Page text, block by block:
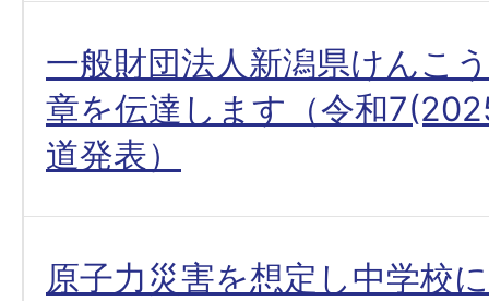
一般財団法人新潟県けんこ
章を伝達します（令和
道発表）
原子力災害を想定し中学校